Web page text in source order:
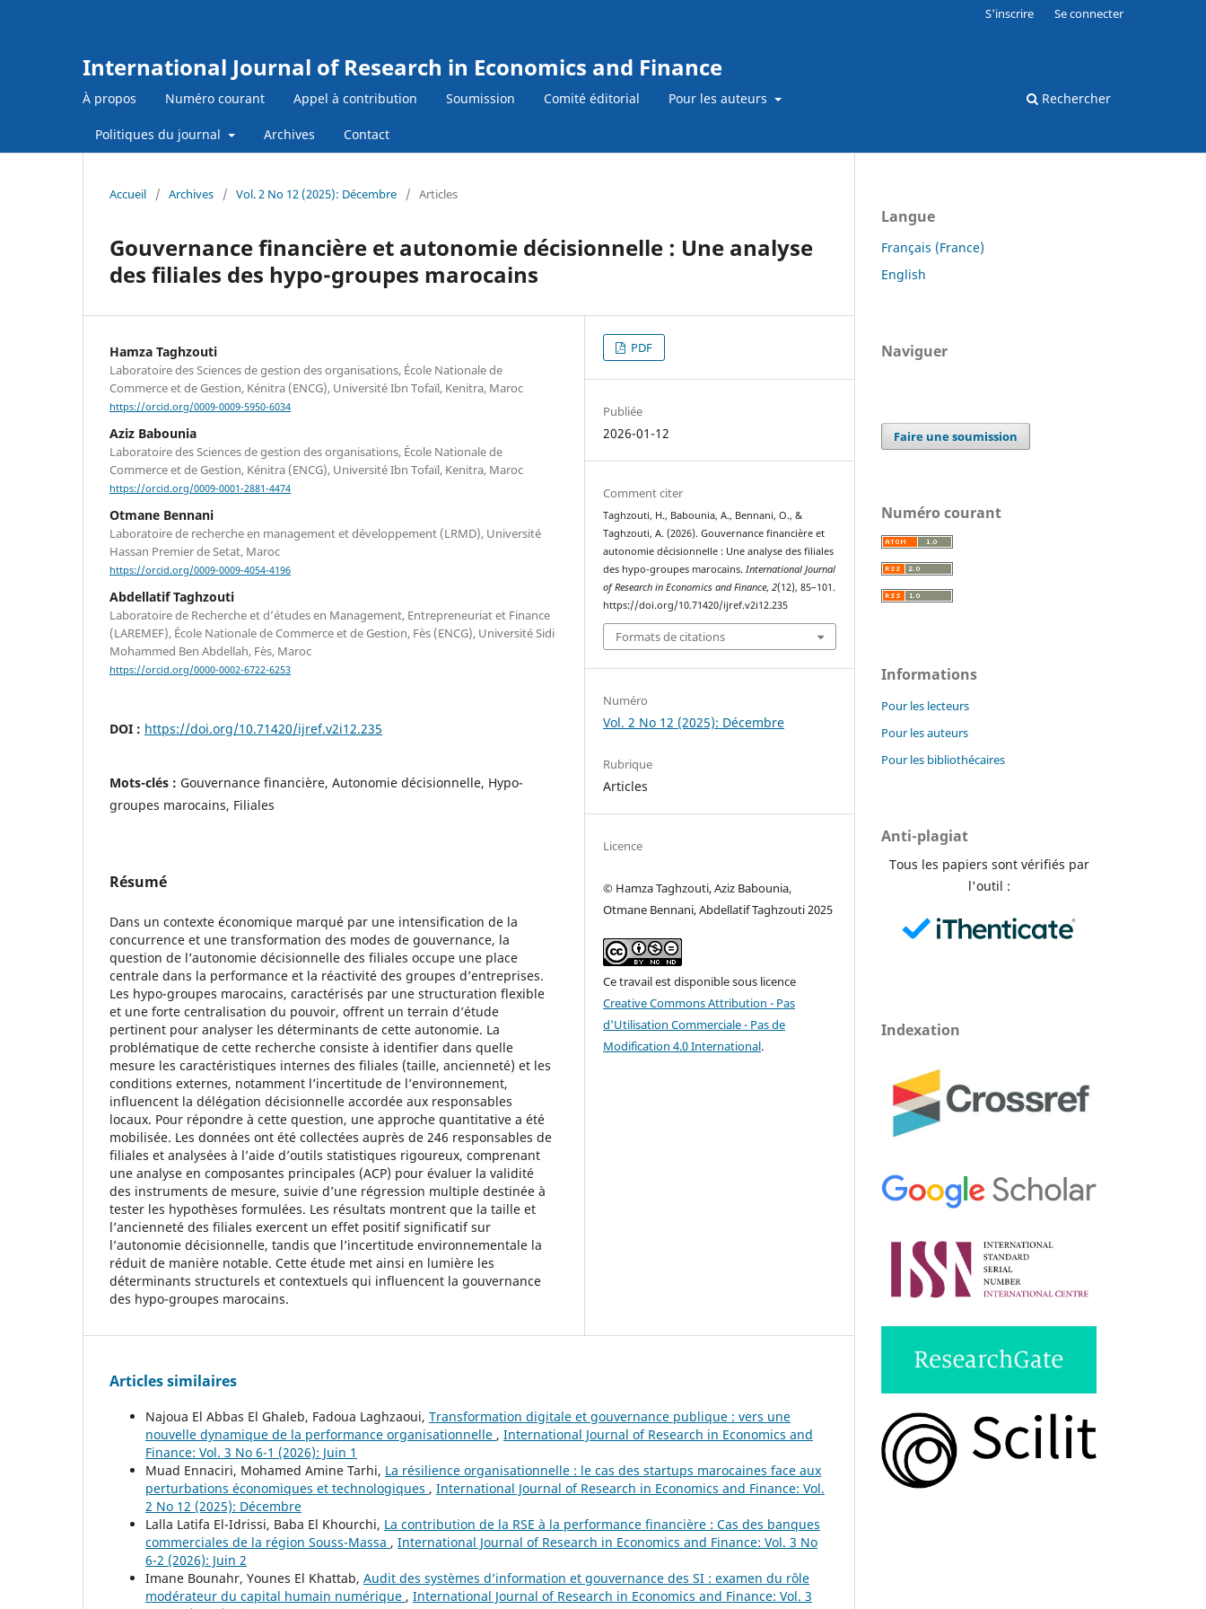
International Journal of Research in Economics and Finance
À propos Numéro courant Appel à contribution Soumission Comité éditorial Pour les auteurs
Politiques du journal Archives Contact
Rechercher
S'inscrire Se connecter
Accueil / Archives / Vol. 2 No 12 (2025): Décembre / Articles
Gouvernance financière et autonomie décisionnelle : Une analyse
des filiales des hypo-groupes marocains
Hamza Taghzouti
Laboratoire des Sciences de gestion des organisations, École Nationale de
Commerce et de Gestion, Kénitra (ENCG), Université Ibn Tofaïl, Kenitra, Maroc
https://orcid.org/0009-0009-5950-6034
Aziz Babounia
Laboratoire des Sciences de gestion des organisations, École Nationale de
Commerce et de Gestion, Kénitra (ENCG), Université Ibn Tofaïl, Kenitra, Maroc
https://orcid.org/0009-0001-2881-4474
Otmane Bennani
Laboratoire de recherche en management et développement (LRMD), Université
Hassan Premier de Setat, Maroc
https://orcid.org/0009-0009-4054-4196
Abdellatif Taghzouti
Laboratoire de Recherche et d’études en Management, Entrepreneuriat et Finance
(LAREMEF), École Nationale de Commerce et de Gestion, Fès (ENCG), Université Sidi
Mohammed Ben Abdellah, Fès, Maroc
https://orcid.org/0000-0002-6722-6253
DOI : https://doi.org/10.71420/ijref.v2i12.235
Mots-clés : Gouvernance financière, Autonomie décisionnelle, Hypo-
groupes marocains, Filiales
Résumé
Dans un contexte économique marqué par une intensification de la
concurrence et une transformation des modes de gouvernance, la
question de l’autonomie décisionnelle des filiales occupe une place
centrale dans la performance et la réactivité des groupes d’entreprises.
Les hypo-groupes marocains, caractérisés par une structuration flexible
et une forte centralisation du pouvoir, offrent un terrain d’étude
pertinent pour analyser les déterminants de cette autonomie. La
problématique de cette recherche consiste à identifier dans quelle
mesure les caractéristiques internes des filiales (taille, ancienneté) et les
conditions externes, notamment l’incertitude de l’environnement,
influencent la délégation décisionnelle accordée aux responsables
locaux. Pour répondre à cette question, une approche quantitative a été
mobilisée. Les données ont été collectées auprès de 246 responsables de
filiales et analysées à l’aide d’outils statistiques rigoureux, comprenant
une analyse en composantes principales (ACP) pour évaluer la validité
des instruments de mesure, suivie d’une régression multiple destinée à
tester les hypothèses formulées. Les résultats montrent que la taille et
l’ancienneté des filiales exercent un effet positif significatif sur
l’autonomie décisionnelle, tandis que l’incertitude environnementale la
réduit de manière notable. Cette étude met ainsi en lumière les
déterminants structurels et contextuels qui influencent la gouvernance
des hypo-groupes marocains.
PDF
Publiée
2026-01-12
Comment citer
Taghzouti, H., Babounia, A., Bennani, O., &
Taghzouti, A. (2026). Gouvernance financière et
autonomie décisionnelle : Une analyse des filiales
des hypo-groupes marocains.International Journal
of Research in Economics and Finance,2(12), 85–101.
https://doi.org/10.71420/ijref.v2i12.235
Formats de citations
Numéro
Vol. 2 No 12 (2025): Décembre
Rubrique
Articles
Licence
© Hamza Taghzouti, Aziz Babounia,
Otmane Bennani, Abdellatif Taghzouti 2025
Ce travail est disponible sous licence
Creative Commons Attribution - Pas
d'Utilisation Commerciale - Pas de
Modification 4.0 International.
Articles similaires
Najoua El Abbas El Ghaleb, Fadoua Laghzaoui, Transformation digitale et gouvernance publique : vers une
nouvelle dynamique de la performance organisationnelle , International Journal of Research in Economics and
Finance: Vol. 3 No 6-1 (2026): Juin 1
Muad Ennaciri, Mohamed Amine Tarhi, La résilience organisationnelle : le cas des startups marocaines face aux
perturbations économiques et technologiques , International Journal of Research in Economics and Finance: Vol.
2 No 12 (2025): Décembre
Lalla Latifa El-Idrissi, Baba El Khourchi, La contribution de la RSE à la performance financière : Cas des banques
commerciales de la région Souss-Massa , International Journal of Research in Economics and Finance: Vol. 3 No
6-2 (2026): Juin 2
Imane Bounahr, Younes El Khattab, Audit des systèmes d’information et gouvernance des SI : examen du rôle
modérateur du capital humain numérique , International Journal of Research in Economics and Finance: Vol. 3
Langue
Français (France)
English
Naviguer
Faire une soumission
Numéro courant
Informations
Pour les lecteurs
Pour les auteurs
Pour les bibliothécaires
Anti-plagiat
Tous les papiers sont vérifiés par
l'outil :
Indexation